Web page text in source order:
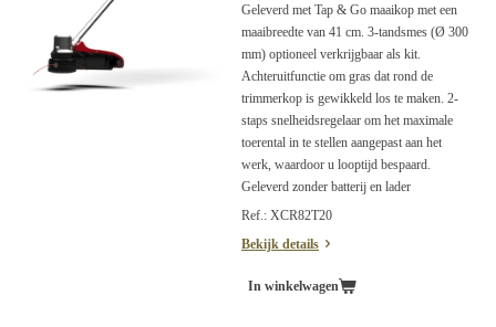
Geleverd met Tap & Go maaikop met een
maaibreedte van 41 cm. 3-tandsmes (Ø 300
mm) optioneel verkrijgbaar als kit.
Achteruitfunctie om gras dat rond de
trimmerkop is gewikkeld los te maken. 2-
staps snelheidsregelaar om het maximale
toerental in te stellen aangepast aan het
werk, waardoor u looptijd bespaard.
Geleverd zonder batterij en lader
Ref.: XCR82T20
Bekijk details
In winkelwagen